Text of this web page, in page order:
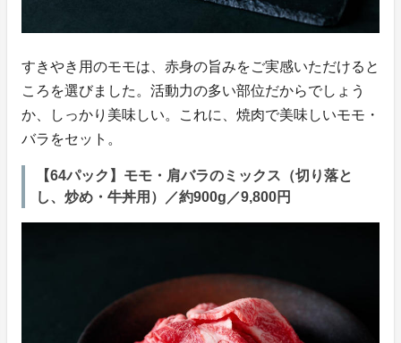
すきやき用のモモは、赤身の旨みをご実感いただけると
ころを選びました。活動力の多い部位だからでしょう
か、しっかり美味しい。これに、焼肉で美味しいモモ・
バラをセット。
【64パック】モモ・肩バラのミックス（切り落と
し、炒め・牛丼用）／約900g／9,800円